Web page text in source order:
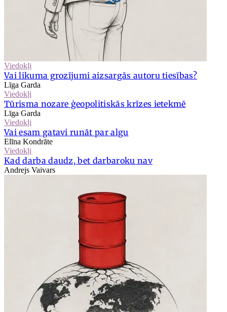
Viedokļi
Vai likuma grozījumi aizsargās autoru tiesības?
Līga Garda
Viedokļi
Tūrisma nozare ģeopolitiskās krīzes ietekmē
Līga Garda
Viedokļi
Vai esam gatavi runāt par algu
Elīna Kondrāte
Viedokļi
Kad darba daudz, bet darbaroku nav
Andrejs Vaivars